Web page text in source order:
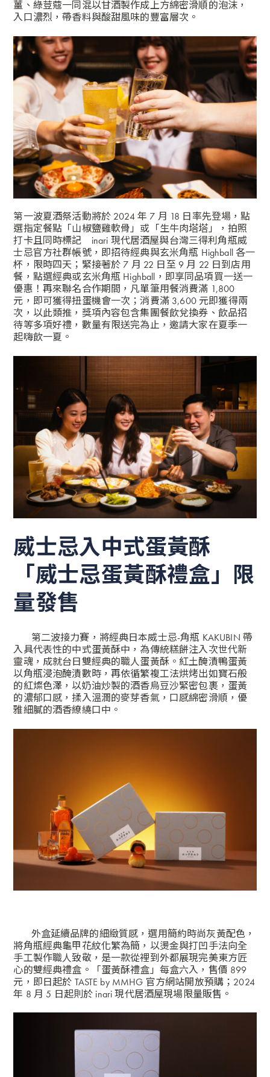
薑、綠荳蔻一同混以甘酒製作成上方綿密滑順的泡沫，
入口濃烈，帶香料與酸甜風味的豐富層次。
第一波夏酒祭活動將於 2024 年 7 月 18 日率先登場，點
選指定餐點「山椒鹽雞軟骨」或「生牛肉塔塔」，拍照
打卡且同時標記 inari 現代居酒屋與台灣三得利角瓶威
士忌官方社群帳號，即招待經典與玄米角瓶 Highball 各一
杯，限時四天；緊接著於 7 月 22 日至 9 月 22 日到店用
餐，點選經典或玄米角瓶 Highball，即享同品項買一送一
優惠！再來聯名合作期間，凡單筆用餐消費滿 1,800
元，即可獲得扭蛋機會一次；消費滿 3,600 元即獲得兩
次，以此類推，獎項內容包含集團餐飲兌換券、飲品招
待等多項好禮，數量有限送完為止，邀請大家在夏季一
起嗨飲一夏。
威士忌入中式蛋黃酥
「威士忌蛋黃酥禮盒」限
量發售
第二波接力賽，將經典日本威士忌-角瓶 KAKUBIN 帶
入具代表性的中式蛋黃酥中，為傳統糕餅注入次世代新
靈魂，成就台日雙經典的職人蛋黃酥。紅土醃漬鴨蛋黃
以角瓶浸泡醃漬數時，再依循繁複工法烘烤出如寶石般
的紅燦色澤，以奶油炒製的酒香烏豆沙緊密包裹，蛋黃
的濃郁口感，揉入溫潤的麥芽香氣，口感綿密滑順，優
雅細膩的酒香繚繞口中。
外盒延續品牌的細緻質感，選用簡約時尚灰黃配色，
將角瓶經典龜甲花紋化繁為簡，以燙金與打凹手法向全
手工製作職人致敬，是一款從裡到外都展現完美東方匠
心的雙經典禮盒。「蛋黃酥禮盒」每盒六入，售價 899
元，即日起於 TASTE by MMHG 官方網站開放預購；2024
年 8 月 5 日起則於 inari 現代居酒屋現場限量販售。